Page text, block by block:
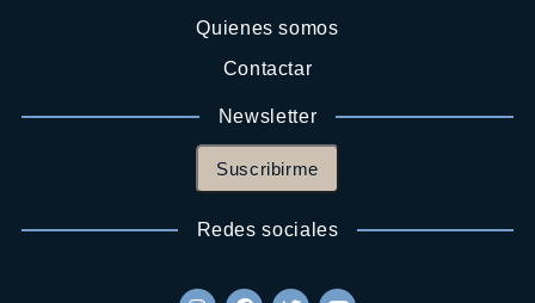
Quienes somos
Contactar
Newsletter
Suscribirme
Redes sociales